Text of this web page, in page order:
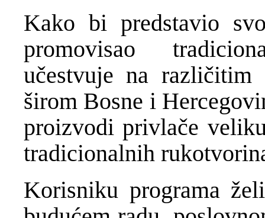
Kako bi predstavio
promovisao
učestvuje na različitim
širom Bosne i
proizvodi privlače
tradicionalnih
Korisniku programa